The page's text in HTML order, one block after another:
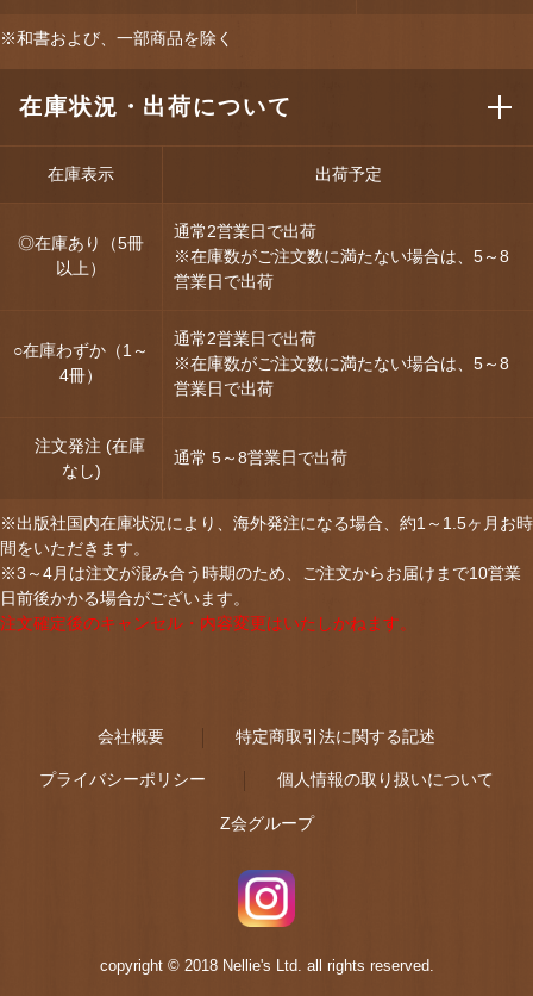
※和書および、一部商品を除く
在庫状況・出荷について
在庫表示 出荷予定
◎在庫あり（5冊
以上）
通常2営業日で出荷
※在庫数がご注文数に満たない場合は、5～8
営業日で出荷
○在庫わずか（1～
4冊）
通常2営業日で出荷
※在庫数がご注文数に満たない場合は、5～8
営業日で出荷
注文発注 (在庫
なし)
通常 5～8営業日で出荷
※出版社国内在庫状況により、海外発注になる場合、約1～1.5ヶ月お時
間をいただきます。
※3～4月は注文が混み合う時期のため、ご注文からお届けまで10営業
日前後かかる場合がございます。
注文確定後のキャンセル・内容変更はいたしかねます。
会社概要 特定商取引法に関する記述
プライバシーポリシー 個人情報の取り扱いについて
Z会グループ
copyright © 2018 Nellie's Ltd. all rights reserved.